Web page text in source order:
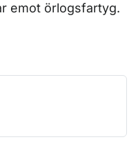
emot örlogsfartyg.